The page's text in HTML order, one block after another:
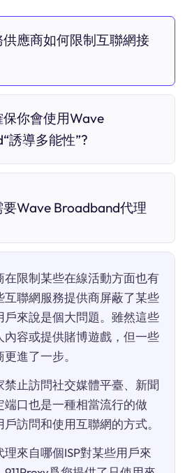
應商如何限制互聯網接
你會使用Wave
誘導多能性”?
Wave Broadband代理
在限制某些在線活動方面也有
互聯網服務提供商屏蔽了某些
戶來說是個大問題。雖然這些
內容或提供賭博遊戲，但一些
進了一步。
禁止訪問社交媒體平臺、新聞
端口也是一種相當流行的做
訪問和使用互聯網的方式。
來自哪個ISP對某些用戶來